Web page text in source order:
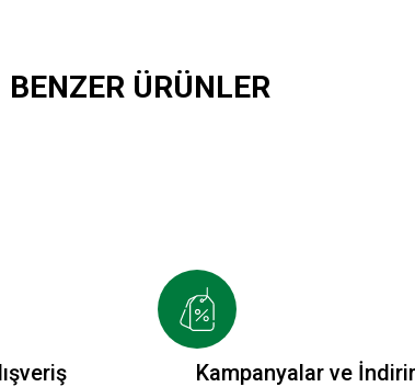
BENZER ÜRÜNLER
599,90 TL
CÜZDAN 1 HAKİ KSK HAKİKİ
Kampanyalar ve